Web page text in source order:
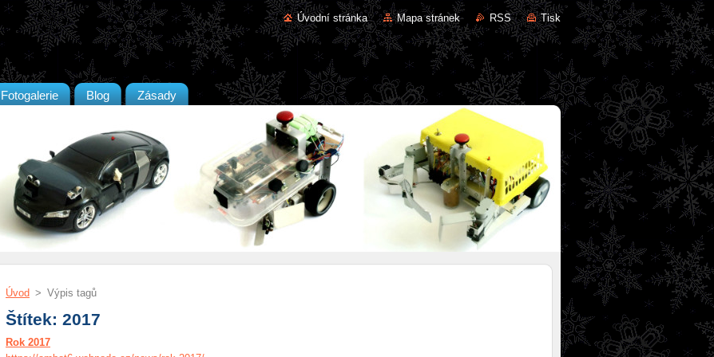
Úvodní stránka Mapa stránek RSS Tisk
Fotogalerie Blog Zásady
Úvod > Výpis tagů
Štítek: 2017
Rok 2017